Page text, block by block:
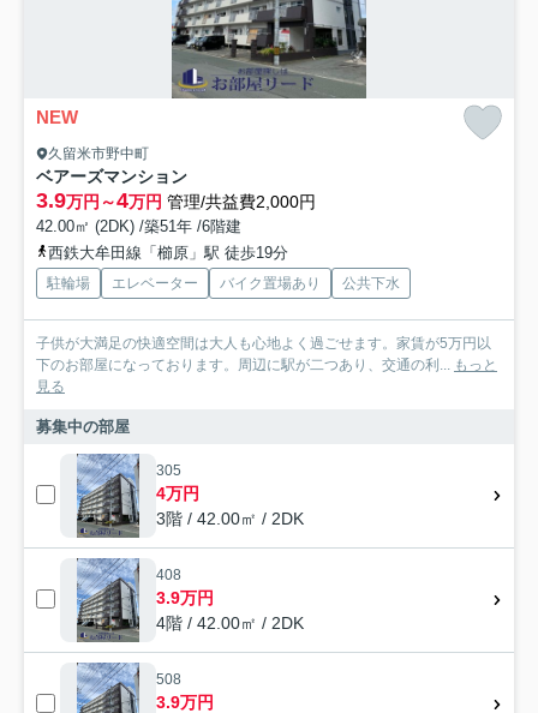
NEW
久留米市野中町
ベアーズマンション
3.9万円～4万円 管理/共益費2,000円
42.00㎡ (2DK) /築51年 /6階建
西鉄大牟田線「櫛原」駅 徒歩19分
駐輪場 エレベーター バイク置場あり 公共下水
子供が大満足の快適空間は大人も心地よく過ごせます。家賃が5万円以
下のお部屋になっております。周辺に駅が二つあり、交通の利... もっと
見る
募集中の部屋
305
4万円
3階 / 42.00㎡ / 2DK
408
3.9万円
4階 / 42.00㎡ / 2DK
508
3.9万円